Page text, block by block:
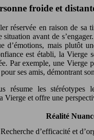
froide et
réservée en raison de sa
situation avant de
d’émotions, mais plutôt
est établi, la Vierge
Par exemple, une Vierge
ses amis, démontrant
résume les stéréotypes
Vierge et offre une
Réalité
Recherche d’efficacité et